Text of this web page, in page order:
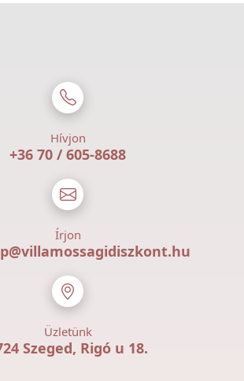
Hívjon
+36 70 / 605-8688
Írjon
Üzletünk
Szeged, Rigó u 18.